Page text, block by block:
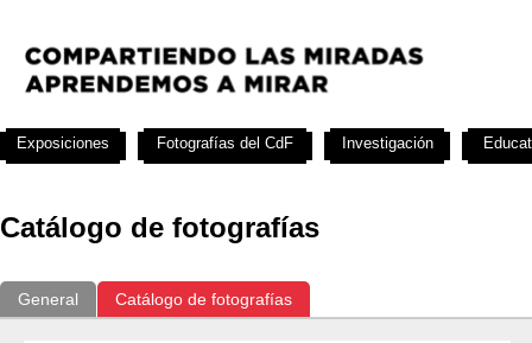
Catálogo de fotografías
General Catálogo de fotografías
Exposiciones Fotografías del CdF Investigación